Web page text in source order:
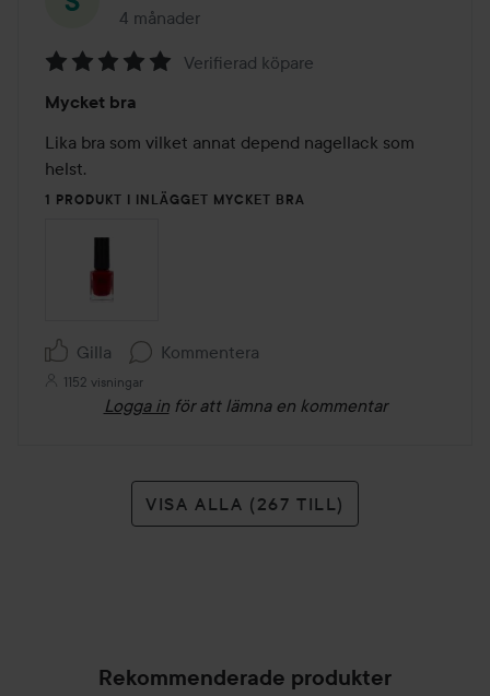
4 månader
Inlägget skapades 4 månader
5
av
5
Verifierad köpare
Mycket bra
Lika bra som vilket annat depend nagellack som
helst.
1 PRODUKT I INLÄGGET MYCKET BRA
Gilla Kommentera
1152 visningar
Logga in för att lämna en kommentar
VISA ALLA (267 TILL)
Rekommenderade produkter